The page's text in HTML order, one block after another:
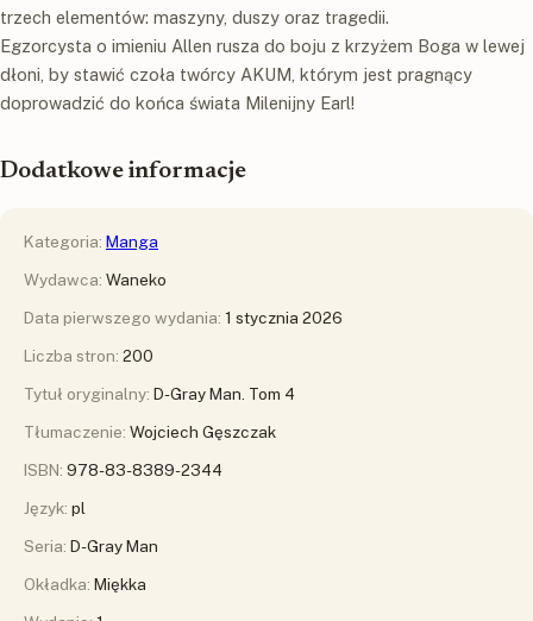
trzech elementów: maszyny, duszy oraz tragedii.
Egzorcysta o imieniu Allen rusza do boju z krzyżem Boga w lewej
dłoni, by stawić czoła twórcy AKUM, którym jest pragnący
doprowadzić do końca świata Milenijny Earl!
Dodatkowe informacje
Kategoria: Manga
Wydawca: Waneko
Data pierwszego wydania: 1 stycznia 2026
Liczba stron: 200
Tytuł oryginalny: D-Gray Man. Tom 4
Tłumaczenie: Wojciech Gęszczak
ISBN: 978-83-8389-2344
Język: pl
Seria: D-Gray Man
Okładka: Miękka